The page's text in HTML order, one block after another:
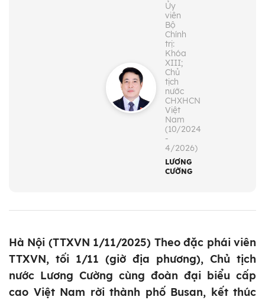
Ủy
viên
Bộ
Chính
trị:
Khóa
XIII;
Chủ
tịch
nước
CHXHCN
Việt
Nam
(10/2024
-
4/2026)
LƯƠNG
CƯỜNG
Hà Nội (TTXVN 1/11/2025) Theo đặc phái viên
TTXVN, tối 1/11 (giờ địa phương), Chủ tịch
nước Lương Cường cùng đoàn đại biểu cấp
cao Việt Nam rời thành phố Busan, kết thúc